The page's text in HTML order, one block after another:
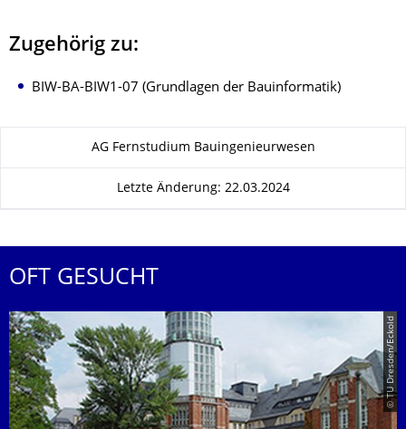
Zugehörig zu:
BIW-BA-BIW1-07 (Grundlagen der Bauinformatik)
Zu dieser SeiteAG Fernstudium Bauingenieurwesen
Letzte Änderung: 22.03.2024
OFT GESUCHT
© TU Dresden/Eckold